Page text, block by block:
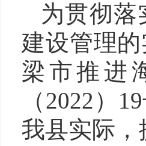
为贯彻
建设管理的
梁市推进
（2022）
我县实际